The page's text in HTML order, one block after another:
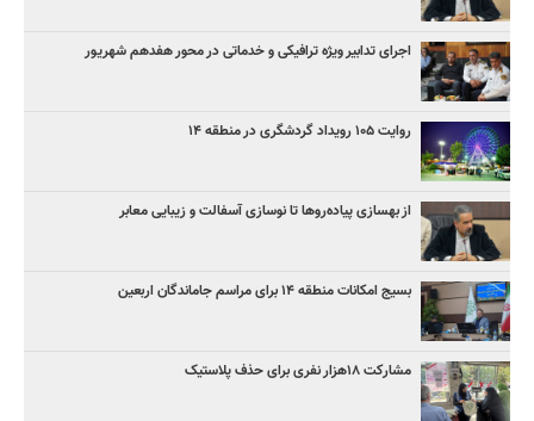
اجرای تدابیر ویژه ترافیکی و خدماتی در محور هفدهم شهریور
روایت ۱۰۵ رویداد گردشگری در منطقه ۱۴
از بهسازی پیاده‌روها تا نوسازی آسفالت و زیبایی معابر
بسیج امکانات منطقه ۱۴ برای مراسم جاماندگان اربعین
مشارکت ۱۸هزار نفری برای حذف پلاستیک